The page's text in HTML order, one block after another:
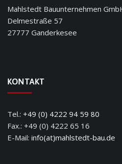
Mahlstedt Bauunternehmen
Delmestraße 57
27777 Ganderkesee
KONTAKT
Tel.: +49 (0) 4222 94 59 80
Fax.: +49 (0) 4222 65 16
E-Mail: info(at)mahlstedt-bau.de